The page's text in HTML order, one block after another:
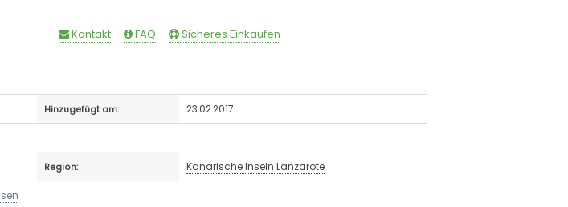
Kontakt FAQ Sicheres Einkaufen
Hinzugefügt am: 23.02.2017
Region: Kanarische Inseln Lanzarote